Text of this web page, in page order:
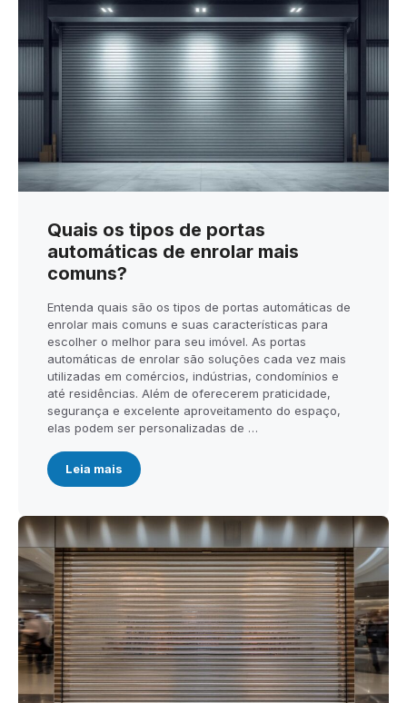
Quais os tipos de portas
automáticas de enrolar mais
comuns?
Entenda quais são os tipos de portas automáticas de
enrolar mais comuns e suas características para
escolher o melhor para seu imóvel. As portas
automáticas de enrolar são soluções cada vez mais
utilizadas em comércios, indústrias, condomínios e
até residências. Além de oferecerem praticidade,
segurança e excelente aproveitamento do espaço,
elas podem ser personalizadas de …
Leia mais